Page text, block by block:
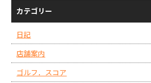
カテゴリー
日記
店舗案内
ゴルフ．スコア